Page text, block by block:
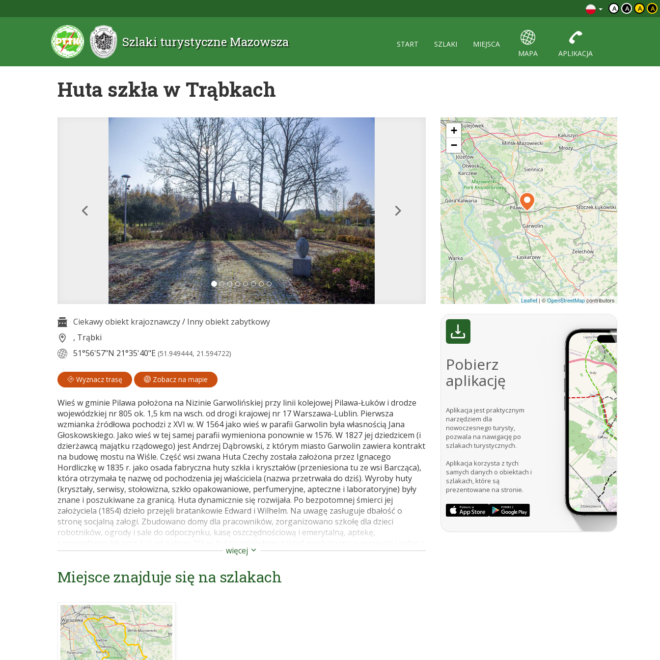
A A A A
Szlaki turystyczne Mazowsza START SZLAKI
MIEJSCA
MAPA
APLIKACJA
Huta szkła w Trąbkach
Ciekawy obiekt krajoznawczy/ Inny obiekt zabytkowy
, Trąbki
51°56'57"N 21°35'40"E (51.949444, 21.594722)
Wyznacz trasę Zobacz na mapie
Wieś w gminie Pilawa położona na Nizinie Garwolińskiej przy linii kolejowej Pilawa-Łuków i drodze
wojewódzkiej nr 805 ok. 1,5 km na wsch. od drogi krajowej nr 17 Warszawa-Lublin. Pierwsza
wzmianka źródłowa pochodzi z XVI w. W 1564 jako wieś w parafii Garwolin była własnością Jana
Głoskowskiego. Jako wieś w tej samej parafii wymieniona ponownie w 1576. W 1827 jej dziedzicem (i
dzierżawcą majątku rządowego) jest Andrzej Dąbrowski, z którym miasto Garwolin zawiera kontrakt
na budowę mostu na Wiśle. Część wsi zwana Huta Czechy została założona przez Ignacego
Hordliczkę w 1835 r. jako osada fabryczna huty szkła i kryształów (przeniesiona tu ze wsi Barcząca),
która otrzymała tę nazwę od pochodzenia jej właściciela (nazwa przetrwała do dziś). Wyroby huty
(kryształy, serwisy, stołowizna, szkło opakowaniowe, perfumeryjne, apteczne i laboratoryjne) były
znane i poszukiwane za granicą. Huta dynamicznie się rozwijała. Po bezpotomnej śmierci jej
założyciela (1854) dzieło przejęli bratankowie Edward i Wilhelm. Na uwagę zasługuje dbałość o
stronę socjalną załogi. Zbudowano domy dla pracowników, zorganizowano szkołę dla dzieci
robotników, ogrody i sale do odpoczynku, kasę oszczędnościową i emerytalną, aptekę,
największych w zaborze rosyjskim. Na wystawie w Paryżu w 1867 huta zdobyła srebrny medal za
Najlepiej zakład prosperował w l. 80. i 90. XIX w. Zatrudniał wtedy 800-1000 robotników, a jego
roczny dochód wynosił ok. 300 tys. rubli i należał do największych zakładów przemysłowych
Dodatkowo jej kryzys pogłębiła walka strajkowa robotników w okresie rewolucji 1905-7. W 1912
huta upadła całkowicie. Produkcję wznowiono dopiero w 1915, ale huta nie odzyskała już nigdy
dawnej pozycji. W rękach rodziny Hordliczków zakład przetrwał do 1944 (Edward i Stanisław). Po II
wojnie hutę upaństwowiono. W zabytkowym zespole znajdują się: Kościół parafialny pw. św. Józefa
zbudowany w l. 1927-34. Parafia erygowana w 1924. W kościele dwa obrazy z I poł. XIX w.: MB z
więcej
+
−
Leaflet | ©OpenStreetMapcontributors
Pobierz
aplikację
Aplikacja jest praktycznym
narzędziem dla
nowoczesnego turysty,
pozwala na nawigację po
szlakach turystycznych.
Aplikacja korzysta z tych
samych danych o obiektach i
szlakach, które są
prezentowane na stronie.
Miejsce znajduje się na szlakach